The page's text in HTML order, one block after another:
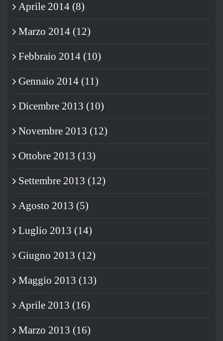
Aprile 2014 (8)
Marzo 2014 (12)
Febbraio 2014 (10)
Gennaio 2014 (11)
Dicembre 2013 (10)
Novembre 2013 (12)
Ottobre 2013 (13)
Settembre 2013 (12)
Agosto 2013 (5)
Luglio 2013 (14)
Giugno 2013 (12)
Maggio 2013 (13)
Aprile 2013 (16)
Marzo 2013 (16)